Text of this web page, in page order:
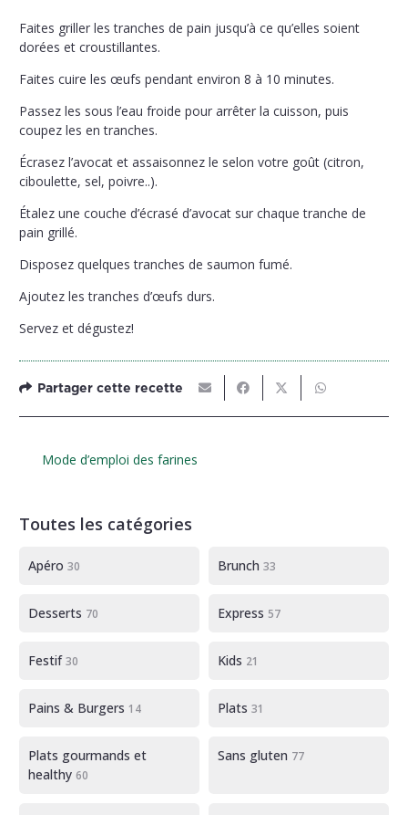
Faites griller les tranches de pain jusqu’à ce qu’elles soient
dorées et croustillantes.
Faites cuire les œufs pendant environ 8 à 10 minutes.
Passez les sous l’eau froide pour arrêter la cuisson, puis
coupez les en tranches.
Écrasez l’avocat et assaisonnez le selon votre goût (citron,
ciboulette, sel, poivre..).
Étalez une couche d’écrasé d’avocat sur chaque tranche de
pain grillé.
Disposez quelques tranches de saumon fumé.
Ajoutez les tranches d’œufs durs.
Servez et dégustez!
Partager cette recette
Mode d’emploi des farines
Toutes les catégories
Apéro 30 Brunch 33
Desserts 70 Express 57
Festif30 Kids 21
Pains & Burgers 14 Plats 31
Plats gourmands et
healthy 60
Sans gluten 77